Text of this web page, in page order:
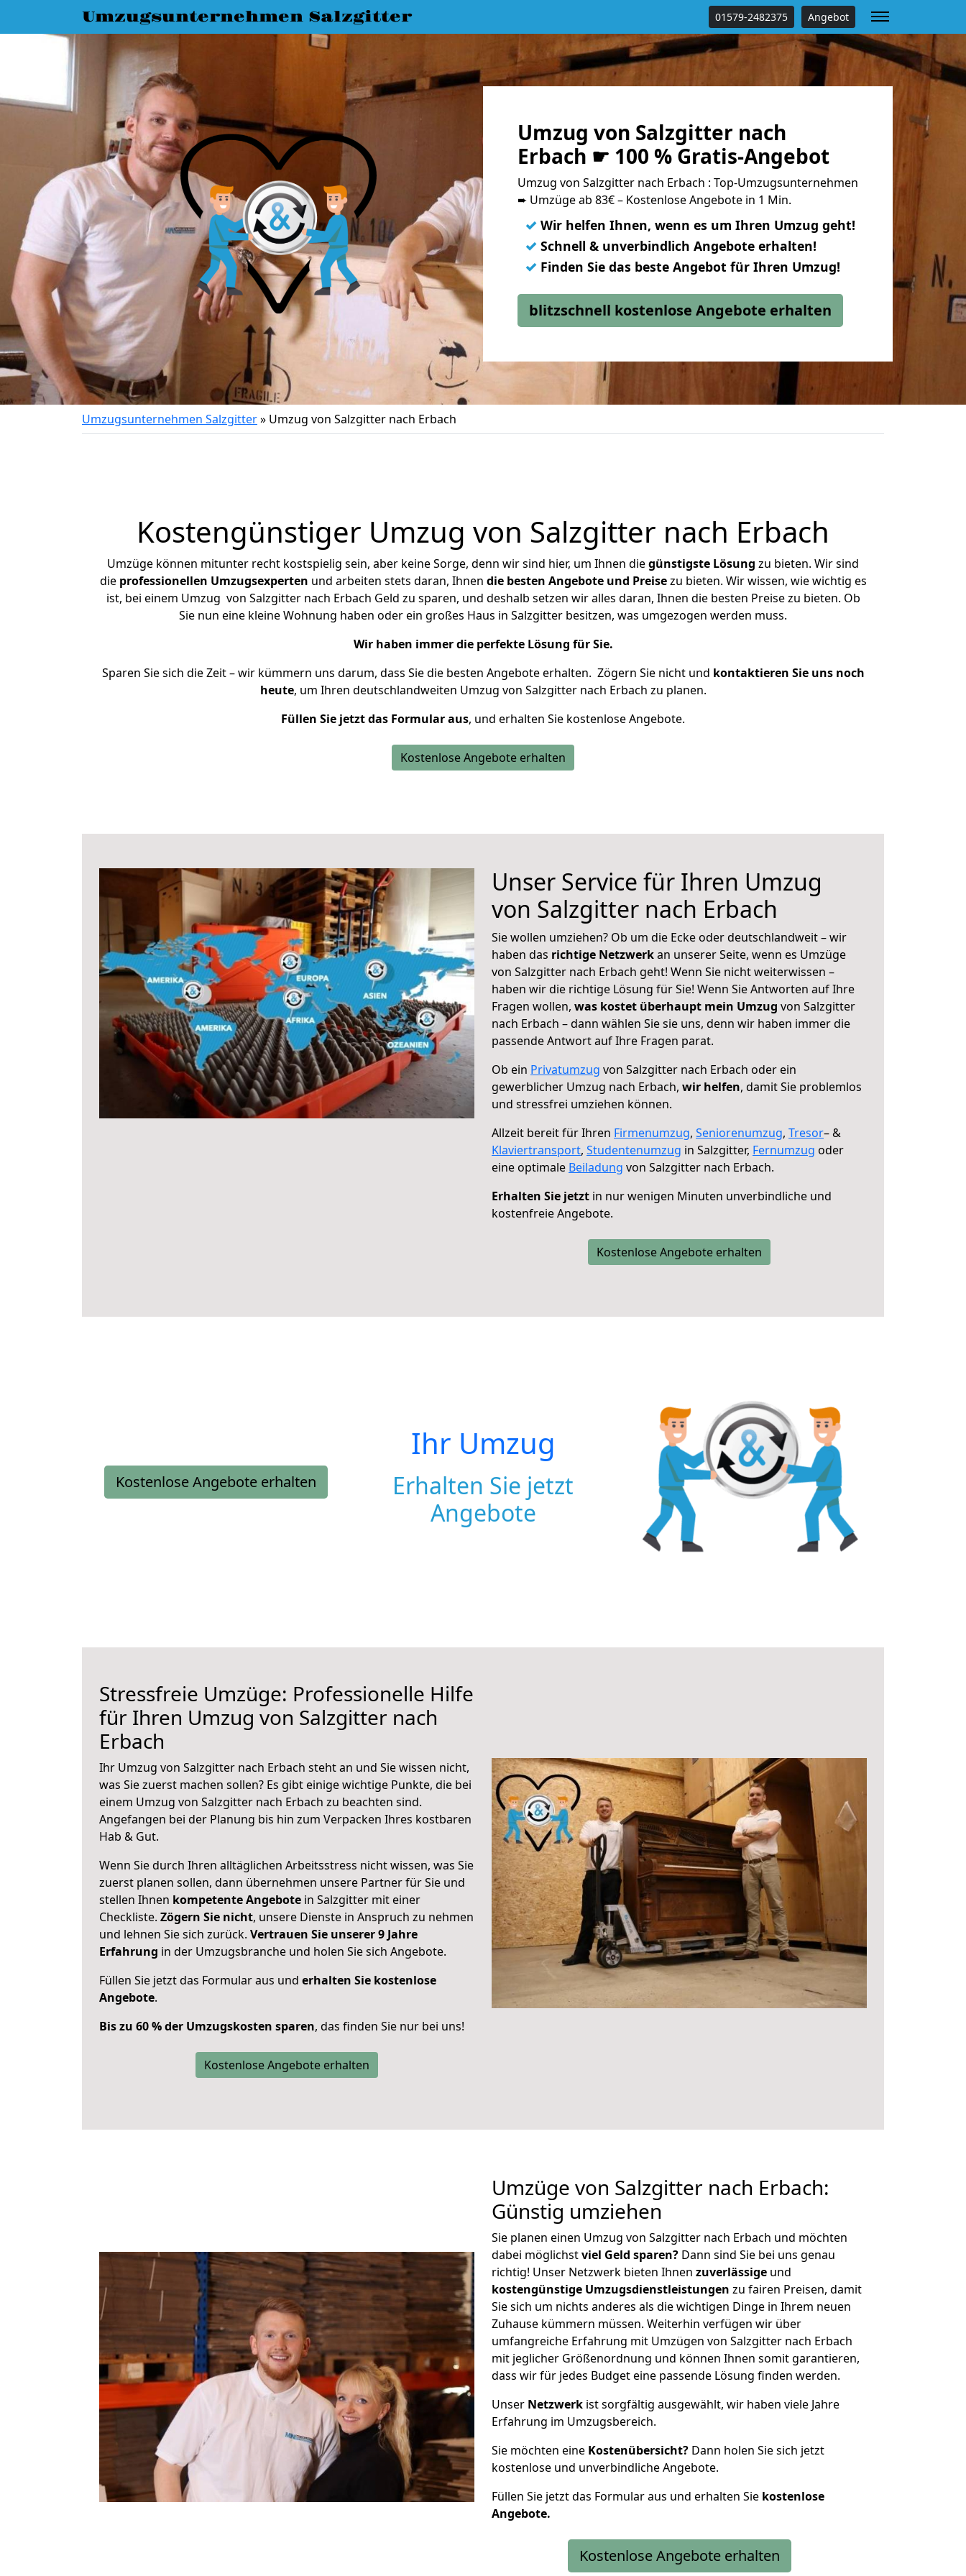
Umzugsunternehmen Salzgitter 01579-2482375 Angebot
Umzug von Salzgitter nach
Erbach ☛ 100 % Gratis-Angebot
Umzug von Salzgitter nach Erbach : Top-Umzugsunternehmen
➨ Umzüge ab 83€ – Kostenlose Angebote in 1 Min.
✓ Wir helfen Ihnen, wenn es um Ihren Umzug geht!
✓ Schnell & unverbindlich Angebote erhalten!
✓ Finden Sie das beste Angebot für Ihren Umzug!
blitzschnell kostenlose Angebote erhalten
Umzugsunternehmen Salzgitter» Umzug von Salzgitter nach Erbach
Kostengünstiger Umzug von Salzgitter nach Erbach
Umzüge können mitunter recht kostspielig sein, aber keine Sorge, denn wir sind hier, um Ihnen diegünstigste Lösung zu bieten. Wir sind
die professionellen Umzugsexperten und arbeiten stets daran, Ihnen die besten Angebote und Preisezu bieten. Wir wissen, wie wichtig es
ist, bei einem Umzug von Salzgitter nach Erbach Geld zu sparen, und deshalb setzen wir alles daran, Ihnen die besten Preise zu bieten. Ob
Sie nun eine kleine Wohnung haben oder ein großes Haus in Salzgitter besitzen, was umgezogen werden muss.
Wir haben immer die perfekte Lösung für Sie.
Sparen Sie sich die Zeit – wir kümmern uns darum, dass Sie die besten Angebote erhalten. Zögern Sie nicht und kontaktieren Sie uns noch
heute, um Ihren deutschlandweiten Umzug von Salzgitter nach Erbach zu planen.
Füllen Sie jetzt das Formular aus, und erhalten Sie kostenlose Angebote.
Kostenlose Angebote erhalten
Unser Service für Ihren Umzug
von Salzgitter nach Erbach
Sie wollen umziehen? Ob um die Ecke oder deutschlandweit – wir
haben das richtige Netzwerkan unserer Seite, wenn es Umzüge
von Salzgitter nach Erbach geht! Wenn Sie nicht weiterwissen –
haben wir die richtige Lösung für Sie! Wenn Sie Antworten auf Ihre
Fragen wollen, was kostet überhaupt mein Umzug von Salzgitter
nach Erbach – dann wählen Sie sie uns, denn wir haben immer die
passende Antwort auf Ihre Fragen parat.
Ob ein Privatumzug von Salzgitter nach Erbach oder ein
gewerblicher Umzug nach Erbach, wir helfen, damit Sie problemlos
und stressfrei umziehen können.
Allzeit bereit für Ihren Firmenumzug, Seniorenumzug, Tresor– &
Klaviertransport, Studentenumzug in Salzgitter, Fernumzug oder
eine optimale Beiladung von Salzgitter nach Erbach.
Erhalten Sie jetzt in nur wenigen Minuten unverbindliche und
kostenfreie Angebote.
Kostenlose Angebote erhalten
Kostenlose Angebote erhalten
Ihr Umzug
Erhalten Sie jetzt
Angebote
Stressfreie Umzüge: Professionelle Hilfe
für Ihren Umzug von Salzgitter nach
Erbach
Ihr Umzug von Salzgitter nach Erbach steht an und Sie wissen nicht,
was Sie zuerst machen sollen? Es gibt einige wichtige Punkte, die bei
einem Umzug von Salzgitter nach Erbach zu beachten sind.
Angefangen bei der Planung bis hin zum Verpacken Ihres kostbaren
Hab & Gut.
Wenn Sie durch Ihren alltäglichen Arbeitsstress nicht wissen, was Sie
zuerst planen sollen, dann übernehmen unsere Partner für Sie und
stellen Ihnen kompetente Angebote in Salzgitter mit einer
Checkliste. Zögern Sie nicht, unsere Dienste in Anspruch zu nehmen
und lehnen Sie sich zurück. Vertrauen Sie unserer 9 Jahre
Erfahrung in der Umzugsbranche und holen Sie sich Angebote.
Füllen Sie jetzt das Formular aus und erhalten Sie kostenlose
Angebote.
Bis zu 60 % der Umzugskosten sparen, das finden Sie nur bei uns!
Kostenlose Angebote erhalten
Umzüge von Salzgitter nach Erbach:
Günstig umziehen
Sie planen einen Umzug von Salzgitter nach Erbach und möchten
dabei möglichstviel Geld sparen? Dann sind Sie bei uns genau
richtig! Unser Netzwerk bieten Ihnen zuverlässige und
kostengünstige Umzugsdienstleistungen zu fairen Preisen, damit
Sie sich um nichts anderes als die wichtigen Dinge in Ihrem neuen
Zuhause kümmern müssen. Weiterhin verfügen wir über
umfangreiche Erfahrung mit Umzügen von Salzgitter nach Erbach
mit jeglicher Größenordnung und können Ihnen somit garantieren,
dass wir für jedes Budget eine passende Lösung finden werden.
Unser Netzwerk ist sorgfältig ausgewählt, wir haben viele Jahre
Erfahrung im Umzugsbereich.
Sie möchten eine Kostenübersicht? Dann holen Sie sich jetzt
kostenlose und unverbindliche Angebote.
Füllen Sie jetzt das Formular aus und erhalten Sie kostenlose
Angebote.
Kostenlose Angebote erhalten